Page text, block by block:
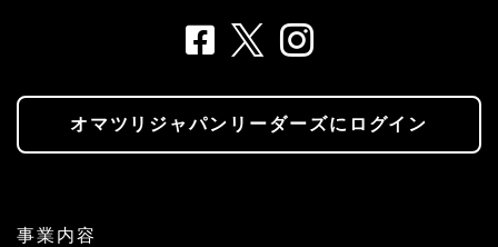
オマツリジャパンリーダーズにログイン
事業内容